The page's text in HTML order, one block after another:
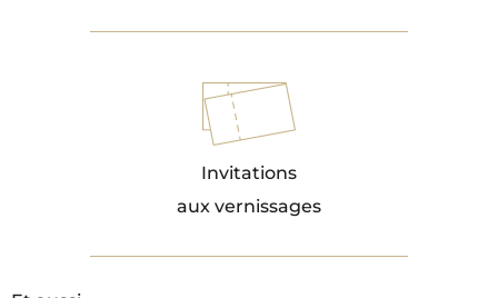
Invitations
aux vernissages